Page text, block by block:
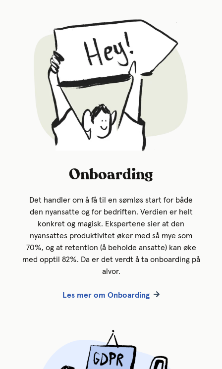
Onboarding
Det handler om å få til en sømløs start for både
den nyansatte og for bedriften. Verdien er helt
konkret og magisk. Ekspertene sier at den
nyansattes produktivitet øker med så mye som
70%, og at retention (å beholde ansatte) kan øke
med opptil 82%. Da er det verdt å ta onboarding på
alvor.
Les mer om Onboarding